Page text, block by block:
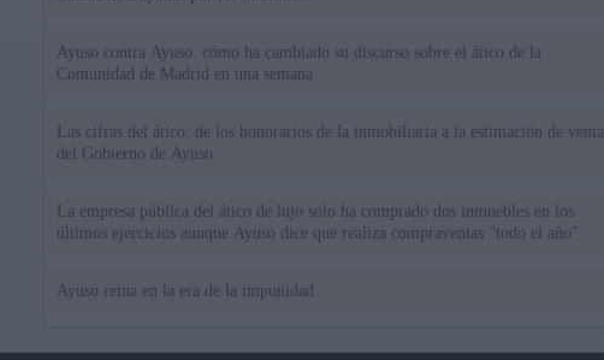
Ayuso contra Ayuso: cómo ha cambiado su discurso sobre el ático de la
Comunidad de Madrid en una semana
Las cifras del ático: de los honorarios de la inmobiliaria a la estimación de venta
del Gobierno de Ayuso
La empresa pública del ático de lujo solo ha comprado dos inmuebles en los
últimos ejercicios aunque Ayuso dice que realiza compraventas "todo el año"
Ayuso reina en la era de la impunidad